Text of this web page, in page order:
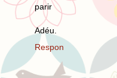
parir
Adéu.
Respon